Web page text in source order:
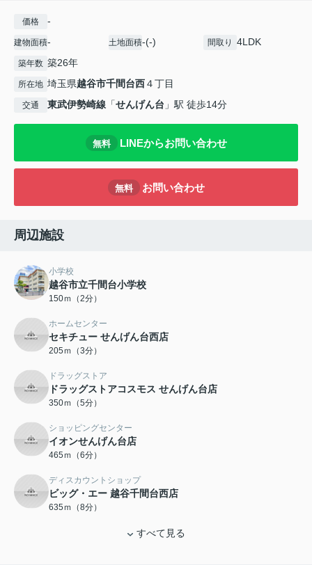
価格 -
建物面積- 土地面積-(-) 間取り 4LDK
築年数 築26年
所在地 埼玉県越谷市千間台西４丁目
交通 東武伊勢崎線 「せんげん台 」駅 徒歩14分
無料 LINEからお問い合わせ
無料 お問い合わせ
周辺施設
小学校
越谷市立千間台小学校
150ｍ（2分）
ホームセンター
セキチュー せんげん台西店
205ｍ（3分）
ドラッグストア
ドラッグストアコスモス せんげん台店
350ｍ（5分）
ショッピングセンター
イオンせんげん台店
465ｍ（6分）
ディスカウントショップ
ビッグ・エー 越谷千間台西店
635ｍ（8分）
すべて見る